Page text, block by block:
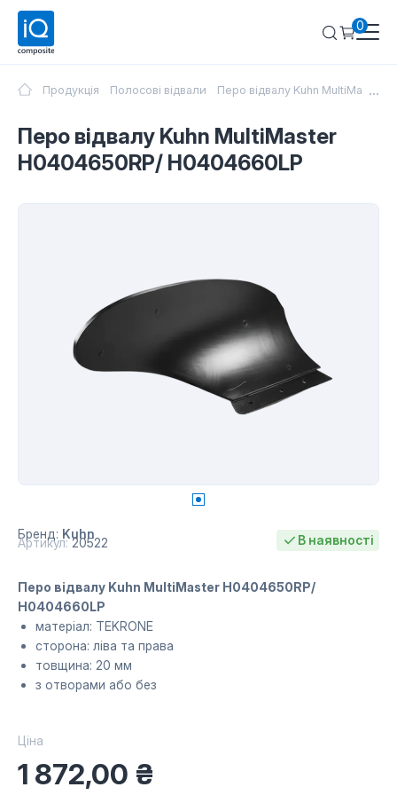
0
Продукція Полосові відвали Перо відвалу Kuhn MultiMaster
...
Перо відвалу Kuhn MultiMaster
H0404650RP/ H0404660LP
Бренд: Kuhn
Артикул: 20522 В наявності
Перо відвалу Kuhn MultiMaster H0404650RP/
H0404660LP
матеріал: TEKRONE
сторона: ліва та права
товщина: 20 мм
з отворами або без
Ціна
1 872,00 ₴